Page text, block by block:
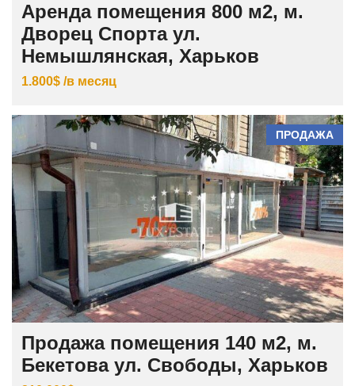
Аренда помещения 800 м2, м.
Дворец Спорта ул.
Немышлянская, Харьков
1.800$ /в месяц
ПРОДАЖА
Продажа помещения 140 м2, м.
Бекетова ул. Свободы, Харьков